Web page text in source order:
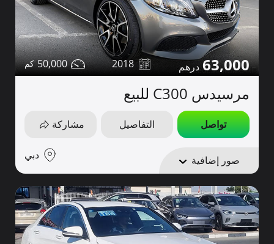
63,000
2018
50,000
مرسيدس C300 للبيع
تواصل التفاصيل مشاركة
صور إضافية دبي